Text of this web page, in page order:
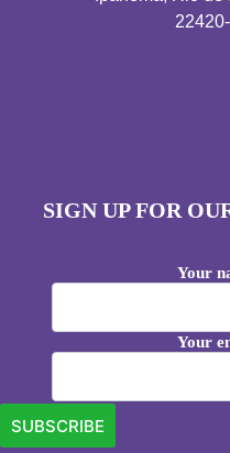
SIGN UP FOR
Your
Your